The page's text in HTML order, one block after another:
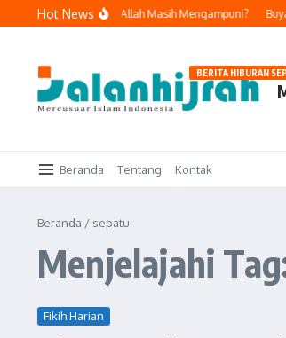
Lewati ke konten
Hot News
Bertobat, Apakah Allah Masih Mengampuni?
BERITA HIBURAN
Beranda Tentang Kontak
Beranda / sepatu
Menjelajahi
Fikih Harian